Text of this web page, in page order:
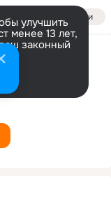
Войти
улучшить
менее 13 лет,
законный